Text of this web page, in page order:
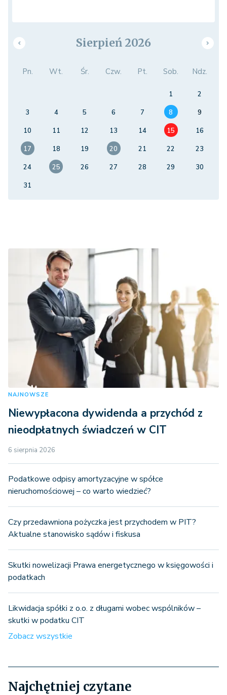
Sierpień 2026
Pn. Wt. Śr. Czw. Pt. Sob. Ndz.
1
2
3
4 5 6 7 8
9
10
11 12 13 14 15
16
17
18 19 20 21 22
23
24
25 26 27 28 29
30
31
NAJNOWSZE
Niewypłacona dywidenda a przychód z
nieodpłatnych świadczeń w CIT
6 sierpnia 2026
Podatkowe odpisy amortyzacyjne w spółce
nieruchomościowej – co warto wiedzieć?
Czy przedawniona pożyczka jest przychodem w PIT?
Aktualne stanowisko sądów i fiskusa
Skutki nowelizacji Prawa energetycznego w księgowości i
podatkach
Likwidacja spółki z o.o. z długami wobec wspólników –
skutki w podatku CIT
Zobacz wszystkie
Najchętniej czytane